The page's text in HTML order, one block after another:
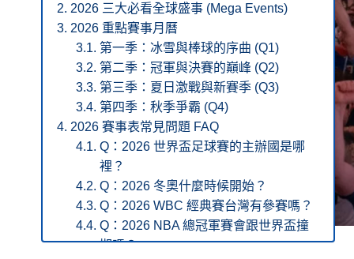
2026 三大必看全球盛事 (Mega Events)
2026 重點賽事月曆
第一季：冰雪與棒球的序曲 (Q1)
第二季：冠軍與決賽的巔峰 (Q2)
第三季：夏日激戰與新賽季 (Q3)
第四季：秋季爭霸 (Q4)
2026 賽事表常見問題 FAQ
Q：2026 世界盃足球賽的主辦國是哪
裡？
Q：2026 冬奧什麼時候開始？
Q：2026 WBC 經典賽台灣有參賽嗎？
Q：2026 NBA 總冠軍賽會跟世界盃撞
期嗎？